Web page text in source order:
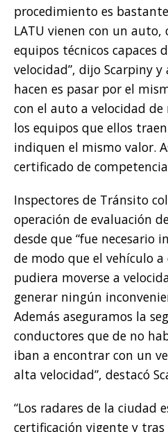
procedimiento es
LATU vienen con un
equipos técnicos capaces
velocidad”, dijo Scarpiny y
hacen es pasar por el
con el auto a velocidad
los equipos que ellos
indiquen el mismo valor.
certificado de
Inspectores de Tránsito
operación de evaluación
desde que “fue
de modo que el vehículo
pudiera moverse a
generar ningún
Además aseguramos la
conductores que de no
iban a encontrar con un
alta velocidad”, destacó
“Los radares de la ciudad
certificación vigente y